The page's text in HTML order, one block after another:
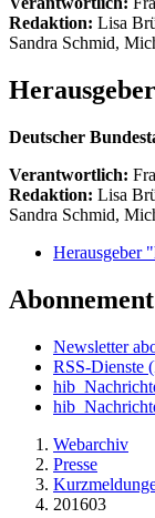
Redaktion: Lisa
Sandra Schmid,
Herausgeber
Deutscher
Verantwortlich:
Redaktion: Lisa
Sandra Schmid,
Herausgeber
Abonnement
Newsletter
RSS-Dienste
Webarchiv
Presse
201603